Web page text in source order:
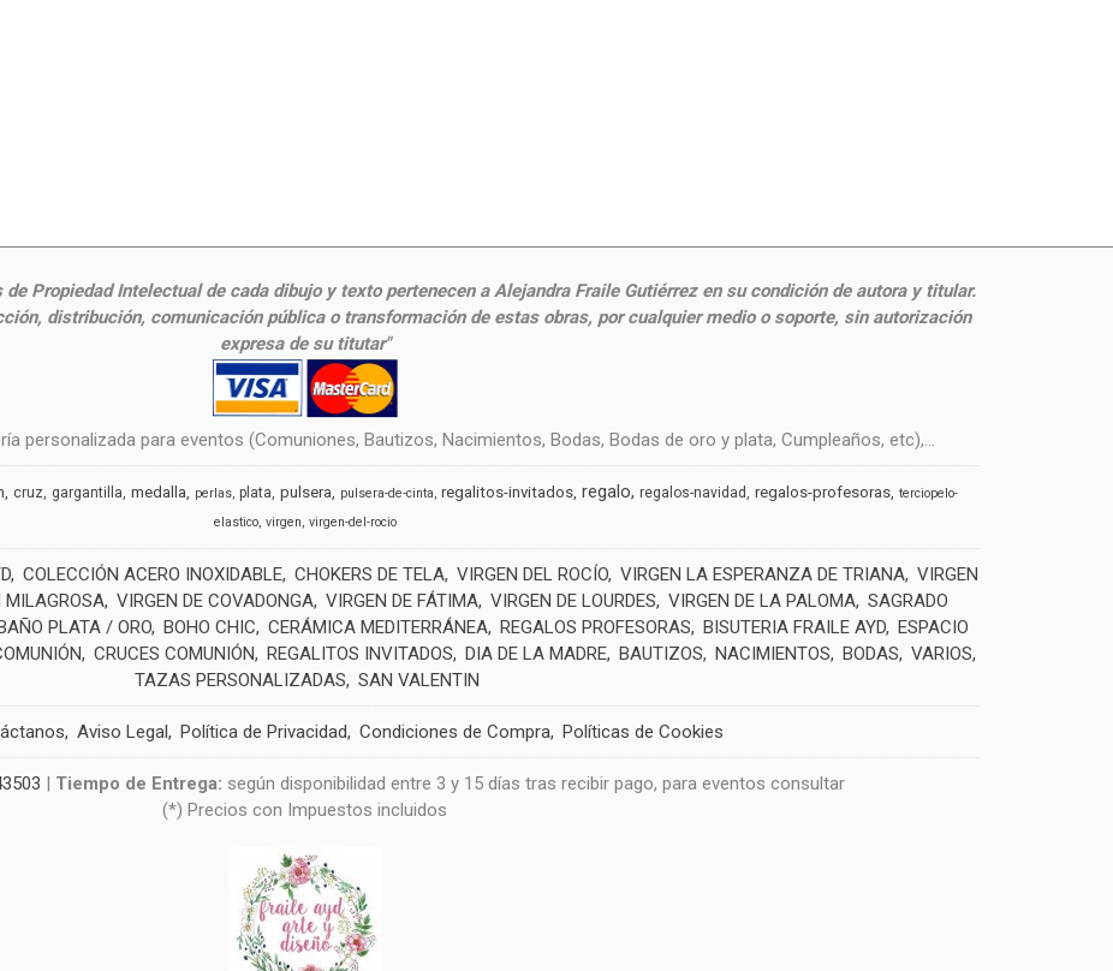
de Propiedad Intelectual de cada dibujo y texto pertenecen a Alejandra Fraile Gutiérrez en su condición de autora y titular.
distribución, comunicación pública o transformación de estas obras, por cualquier medio o soporte, sin autorización
expresa de su titutar"
personalizada para eventos (Comuniones, Bautizos, Nacimientos, Bodas, Bodas de oro y plata, Cumpleaños, etc),...
cruz gargantilla medalla perlas plata pulsera pulsera-de-cinta regalitos-invitados regalo regalos-navidad regalos-profesoras terciopelo-
elastico virgen virgen-del-rocio
COLECCIÓN ACERO INOXIDABLE CHOKERS DE TELA VIRGEN DEL ROCÍO VIRGEN LA ESPERANZA DE TRIANA VIRGEN
MILAGROSA VIRGEN DE COVADONGA VIRGEN DE FÁTIMA VIRGEN DE LOURDES VIRGEN DE LA PALOMA SAGRADO
PLATA / ORO BOHO CHIC CERÁMICA MEDITERRÁNEA REGALOS PROFESORAS BISUTERIA FRAILE AYD ESPACIO
CRUCES COMUNIÓN REGALITOS INVITADOS DIA DE LA MADRE BAUTIZOS NACIMIENTOS BODAS
VARIOS
TAZAS PERSONALIZADAS
SAN VALENTIN
Aviso Legal Política de Privacidad Condiciones de Compra Políticas de Cookies
| Tiempo de Entrega: según disponibilidad entre 3 y 15 días tras recibir pago, para eventos consultar
(*) Precios con Impuestos incluidos